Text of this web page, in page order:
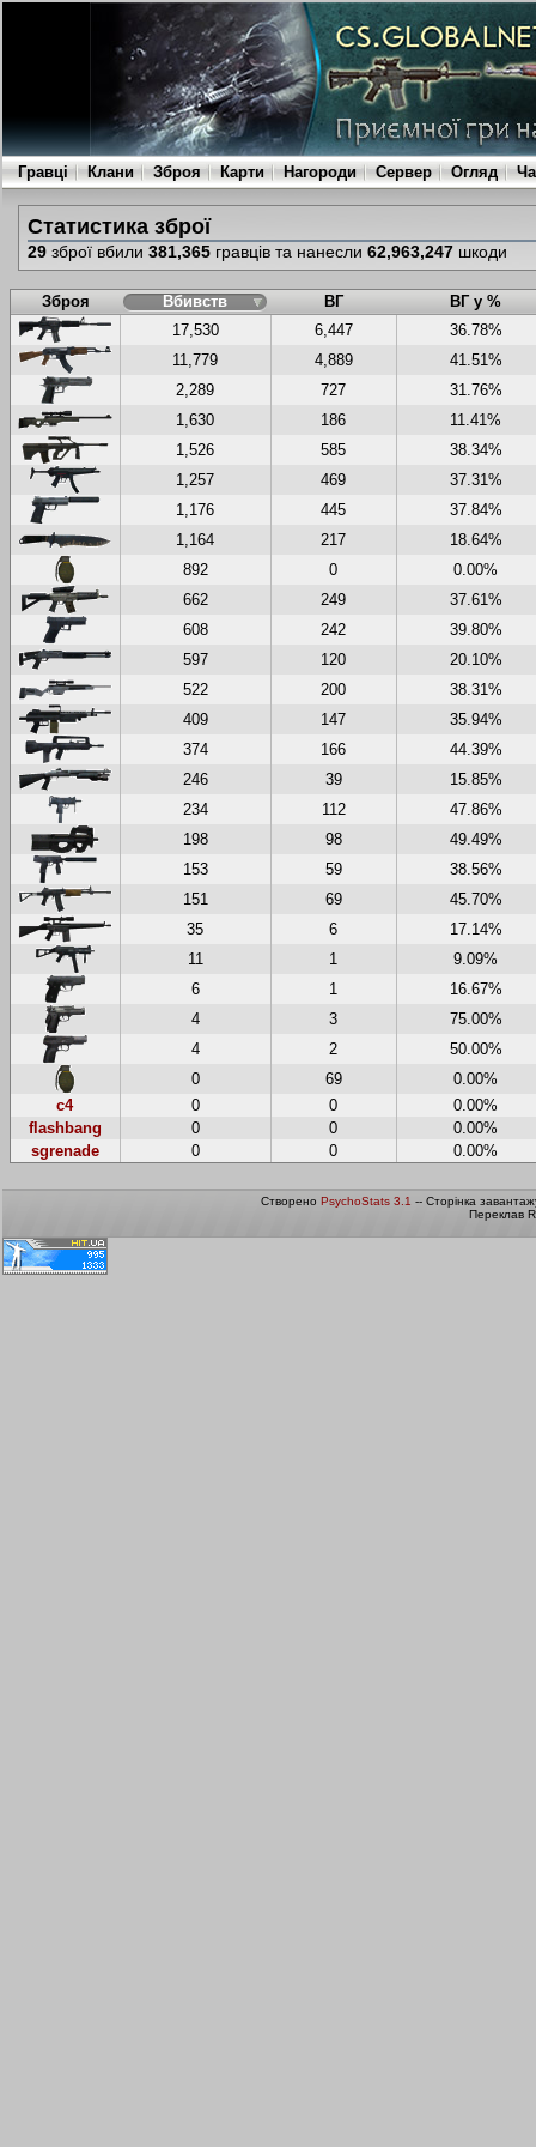
Гравці Клани Зброя Карти Нагороди Сервер Огляд
Статистика зброї
29зброї вбили 381,365гравців та нанесли 62,963,247шкоди
Зброя Вбивств ВГ
ВГ у %
17,530
6,447
36.78%
11,779
4,889
41.51%
2,289
727
31.76%
1,630
186
11.41%
1,526
585
38.34%
1,257
469
37.31%
1,176
445
37.84%
1,164
217
18.64%
892
0
0.00%
662
249
37.61%
608
242
39.80%
597
120
20.10%
522
200
38.31%
409
147
35.94%
374
166
44.39%
246
39
15.85%
234
112
47.86%
198
98
49.49%
153
59
38.56%
151
69
45.70%
35
6
17.14%
11
1
9.09%
6
1
16.67%
4
3
75.00%
4
2
50.00%
0
69
0.00%
c4
0 0
0.00%
flashbang
0 0
0.00%
sgrenade
0 0 0.00%
Створено PsychoStats 3.1 -- Сторінка
Переклав